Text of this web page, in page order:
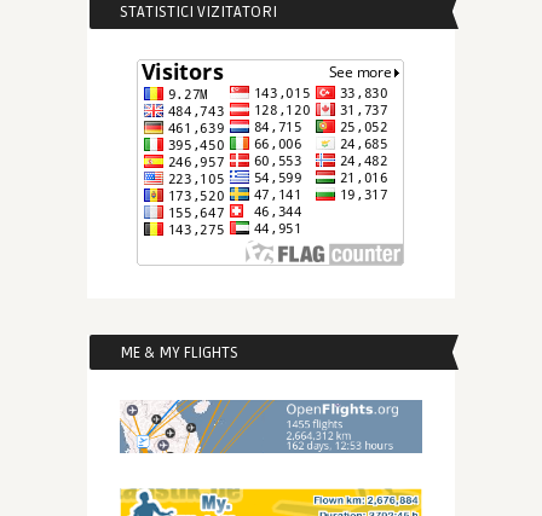
STATISTICI VIZITATORI
ME & MY FLIGHTS